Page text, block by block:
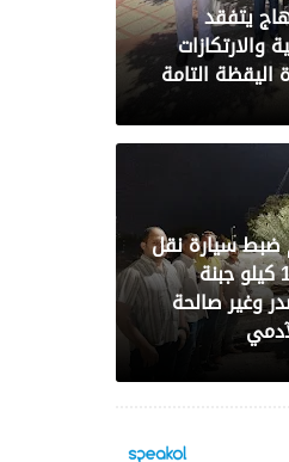
ضبط سيارة نقل
وغير صالحة
تموين الفيوم ضبط 500 لتر
صالح
قبل طرحه